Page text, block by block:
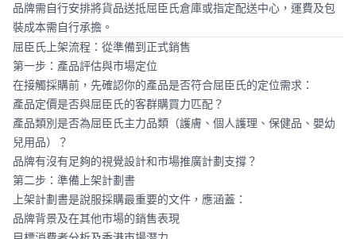
品牌需自行安排將貨品送抵屈臣氏倉庫或指定配送中心，運費及包
裝成本需自行承擔。
屈臣氏上架流程：從準備到正式銷售
第一步：產品評估與市場定位
在接觸採購前，先確認你的產品是否符合屈臣氏的定位需求：
產品定價是否與屈臣氏的客群購買力匹配？
產品類別是否為屈臣氏主力品類（護膚、個人護理、保健品、嬰幼
兒用品）？
品牌有沒有足夠的視覺設計和市場推廣計劃支撐？
第二步：準備上架計劃書
上架計劃書是說服採購最重要的文件，應涵蓋：
品牌背景及在其他市場的銷售表現